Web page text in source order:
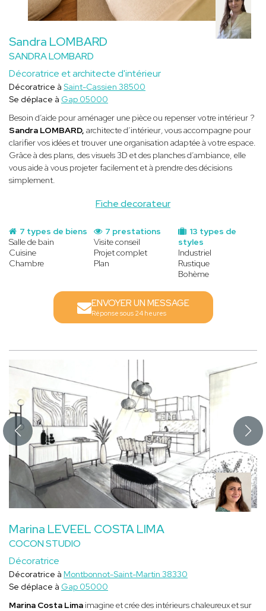
Sandra LOMBARD
SANDRA LOMBARD
Décoratrice et architecte d'intérieur
Fiche decorateur
Décoratrice à Saint-Cassien 38500
Se déplace à Gap 05000
Besoin d’aide pour aménager une pièce ou repenser votre intérieur ?
Sandra LOMBARD, architecte d’intérieur vous accompagne pour
clarifier vos idées et trouver une organisation adaptée à votre espace.
Grâce à des plans, des visuels 3D et des planches d’ambiance, elle
vous aide à vous projeter facilement et à prendre des décisions
simplement.
7 types de biens
Salle de bain
Cuisine
Chambre
13 types de
styles
Industriel
Rustique
Bohème
7 prestations
Visite conseil
Projet complet
Plan
ENVOYER UN MESSAGE
Réponse sous 24 heures
Marina LEVEEL COSTA LIMA
COCON STUDIO
Décoratrice
Décoratrice à Montbonnot-Saint-Martin 38330
Se déplace à Gap 05000
Marina Costa Limaimagine et crée des intérieurs chaleureux et sur